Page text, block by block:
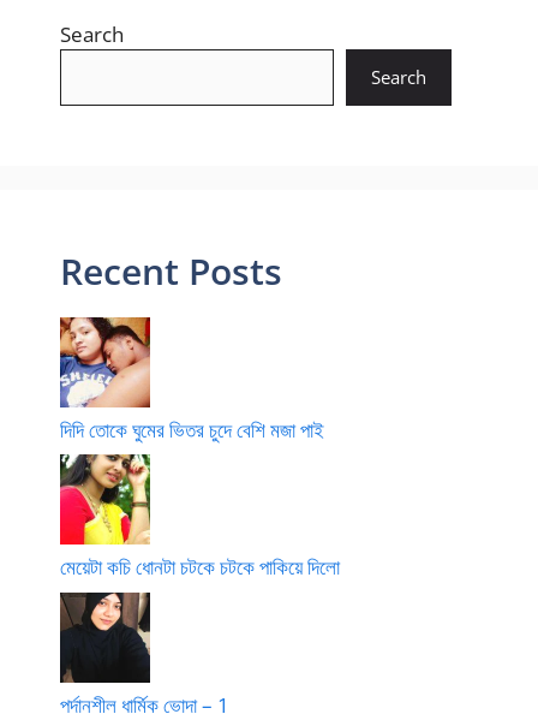
Search
Search
Recent Posts
দিদি তোকে ঘুমের ভিতর চুদে বেশি মজা পাই
মেয়েটা কচি ধোনটা চটকে চটকে পাকিয়ে দিলো
পর্দানশীল ধার্মিক ভোদা – 1